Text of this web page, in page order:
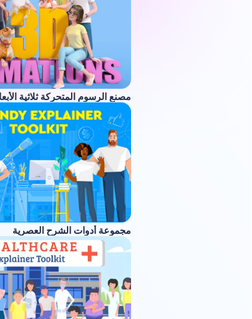
مصنع الرسوم المتحركة ثلاثية
مجموعة أدوات الشرح العصرية